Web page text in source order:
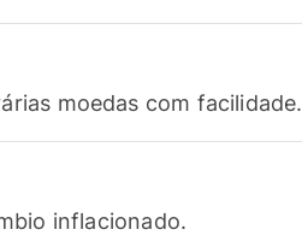
moedas com facilidade.
inflacionado.